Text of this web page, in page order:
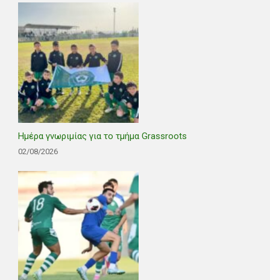
Ημέρα γνωριμίας για το τμήμα Grassroots
02/08/2026